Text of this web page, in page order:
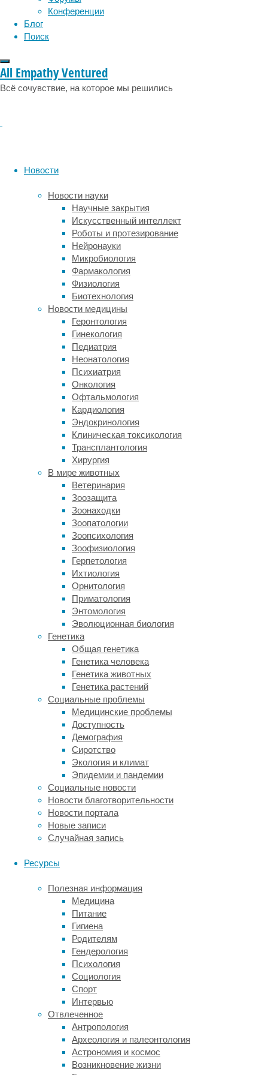
Конференции
Блог
Поиск
All Empathy Ventured
Всё сочувствие, на которое мы решились
Новости
Новости науки
Научные закрытия
Искусственный интеллект
Роботы и протезирование
Нейронауки
Микробиология
Фармакология
Физиология
Биотехнология
Новости медицины
Геронтология
Гинекология
Педиатрия
Неонатология
Психиатрия
Онкология
Офтальмология
Кардиология
Эндокринология
Клиническая токсикология
Трансплантология
Хирургия
В мире животных
Ветеринария
Зоозащита
Зоонаходки
Зоопатологии
Зоопсихология
Зоофизиология
Герпетология
Ихтиология
Орнитология
Приматология
Энтомология
Эволюционная биология
Генетика
Общая генетика
Генетика человека
Генетика животных
Генетика растений
Социальные проблемы
Медицинские проблемы
Доступность
Демография
Сиротство
Экология и климат
Эпидемии и пандемии
Социальные новости
Новости благотворительности
Новости портала
Новые записи
Случайная запись
Ресурсы
Полезная информация
Медицина
Питание
Гигиена
Родителям
Гендерология
Психология
Социология
Спорт
Интервью
Отвлеченное
Антропология
Археология и палеонтология
Астрономия и космос
Возникновение жизни
Совместными
из
США
блаженства
единения
со
Вселенной,
результаты
опубликованы
Brain
Stimulation.
Чтобы
выяснить
происхождение
чувства
экстаза
людей
эпилептическими
припадками,
исследователи
набрали
группу
из
трех
человек
рефрактерной
фокальной
эпилепсией,
чьи
ауры
по
описанию
были
сходны
вышеописанными.
Главный
вопрос
заключался
том,
возникают
ли
эти
состояния
вследствие
специфической
активности
мозга,
и
да
то
где?
Чтобы
ответить
этот
вопрос,
пришлось
прибегнуть
к
методу
прямой
электростимуляции.
Электроды